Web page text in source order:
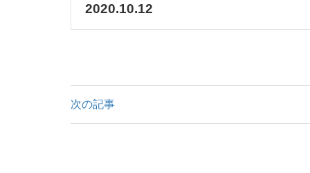
2020.10.12
次の記事